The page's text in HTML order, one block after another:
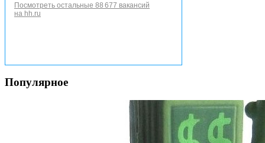
Посмотреть остальные 88 677 вакансий
на hh.ru
Популярное